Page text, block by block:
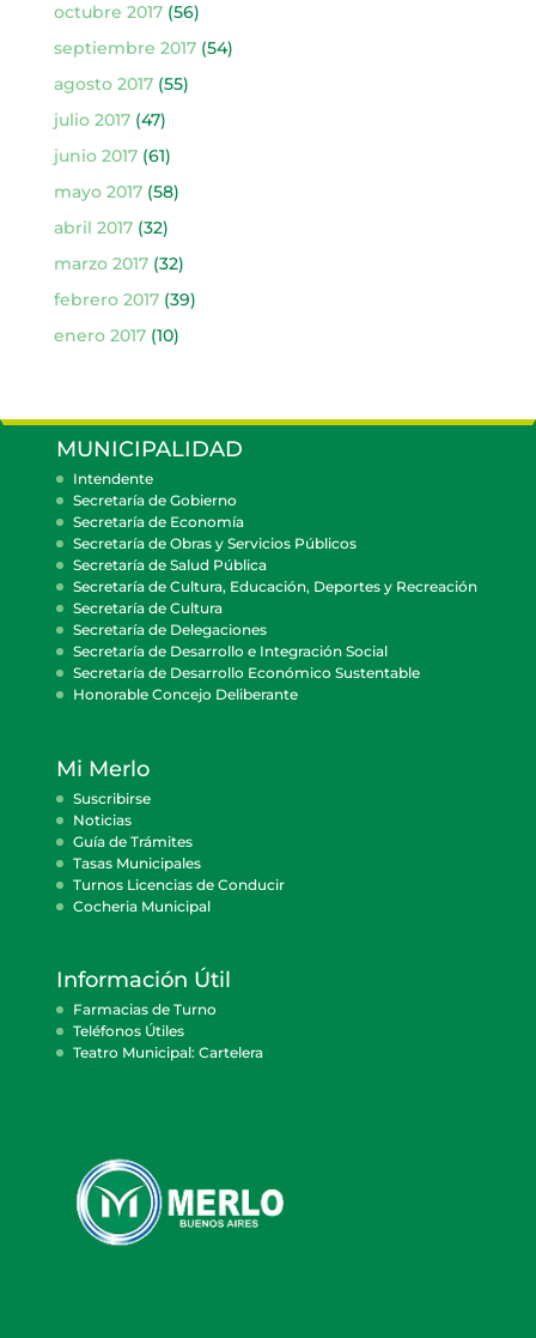
octubre 2017(56)
septiembre 2017(54)
agosto 2017(55)
julio 2017(47)
junio 2017(61)
mayo 2017(58)
abril 2017(32)
marzo 2017(32)
febrero 2017(39)
enero 2017(10)
MUNICIPALIDAD
Intendente
Secretaría de Gobierno
Secretaría de Economía
Secretaría de Obras y Servicios Públicos
Secretaría de Salud Pública
Secretaría de Cultura, Educación, Deportes y Recreación
Secretaría de Cultura
Secretaría de Delegaciones
Secretaría de Desarrollo e Integración Social
Secretaría de Desarrollo Económico Sustentable
Honorable Concejo Deliberante
Mi Merlo
Suscribirse
Noticias
Guía de Trámites
Tasas Municipales
Turnos Licencias de Conducir
Cocheria Municipal
Información Útil
Farmacias de Turno
Teléfonos Útiles
Teatro Municipal: Cartelera